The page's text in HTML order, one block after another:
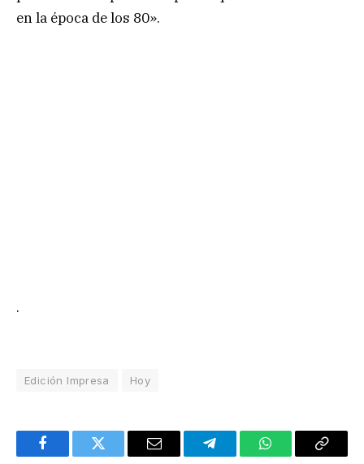
en la época de los 80».
.
Edición Impresa Hoy
FacebookTwitter Email TelegramWhatsAppCopy